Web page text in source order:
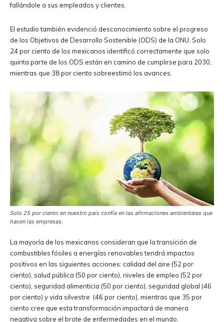
fallándole a sus empleados y clientes.
El estudio también evidenció desconocimiento sobre el progreso
de los Objetivos de Desarrollo Sostenible (ODS) de la ONU. Solo
24 por ciento de los mexicanos identificó correctamente que solo
quinta parte de los ODS están en camino de cumplirse para 2030,
mientras que 38 por ciento sobreestimó los avances.
Solo 25 por ciento en nuestro país confía en las afirmaciones ambientales que
hacen las empresas.
La mayoría de los mexicanos consideran que la transición de
combustibles fósiles a energías renovables tendrá impactos
positivos en las siguientes acciones: calidad del aire (52 por
ciento), salud pública (50 por ciento), niveles de empleo (52 por
ciento), seguridad alimenticia (50 por ciento), seguridad global (46
por ciento) y vida silvestre (46 por ciento), mientras que 35 por
ciento cree que esta transformación impactará de manera
negativa sobre el brote de enfermedades en el mundo.